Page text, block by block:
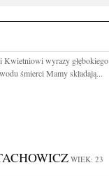
Kwietniowi wyrazy głębokiego
śmierci Mamy składają...
WIEK: 23